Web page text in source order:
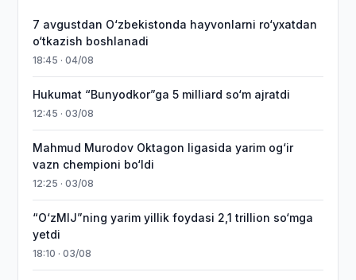
7 avgustdan O‘zbekistonda hayvonlarni ro‘yxatdan
o‘tkazish boshlanadi
18:45 · 04/08
Hukumat “Bunyodkor”ga 5 milliard so‘m ajratdi
12:45 · 03/08
Mahmud Murodov Oktagon ligasida yarim og‘ir
vazn chempioni bo‘ldi
12:25 · 03/08
“O‘zMIJ”ning yarim yillik foydasi 2,1 trillion so‘mga
yetdi
18:10 · 03/08